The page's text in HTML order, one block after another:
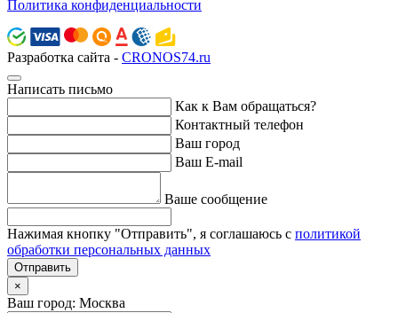
Политика конфиденциальности
Разработка сайта - CRONOS74.ru
Написать письмо
Как к Вам обращаться?
Контактный телефон
Ваш город
Ваш E-mail
Ваше сообщение
Нажимая кнопку "Отправить", я соглашаюсь с политикой
обработки персональных данных
Отправить
×
Ваш город: Москва